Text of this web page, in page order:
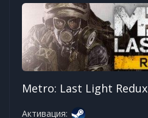
Metro: Last Light Redux
Активация: